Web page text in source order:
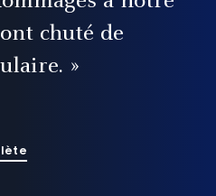
chuté de
»